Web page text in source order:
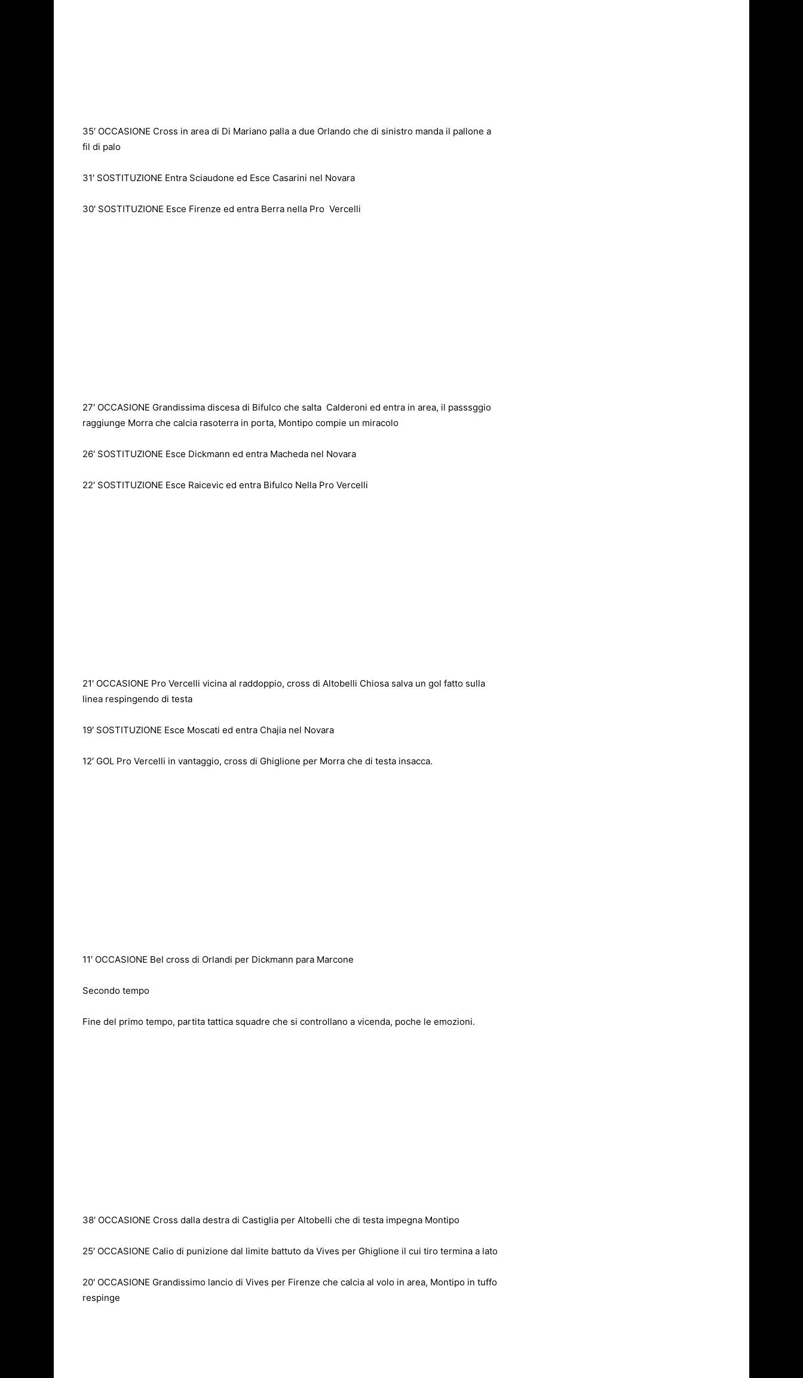
35′ OCCASIONE Cross in area di Di Mariano palla a due Orlando che di sinistro manda il pallone a
fil di palo
31′ SOSTITUZIONE Entra Sciaudone ed Esce Casarini nel Novara
30′ SOSTITUZIONE Esce Firenze ed entra Berra nella Pro Vercelli
27′ OCCASIONE Grandissima discesa di Bifulco che salta Calderoni ed entra in area, il passsggio
raggiunge Morra che calcia rasoterra in porta, Montipo compie un miracolo
26′ SOSTITUZIONE Esce Dickmann ed entra Macheda nel Novara
22′ SOSTITUZIONE Esce Raicevic ed entra Bifulco Nella Pro Vercelli
21′ OCCASIONE Pro Vercelli vicina al raddoppio, cross di Altobelli Chiosa salva un gol fatto sulla
linea respingendo di testa
19′ SOSTITUZIONE Esce Moscati ed entra Chajia nel Novara
12′ GOL Pro Vercelli in vantaggio, cross di Ghiglione per Morra che di testa insacca.
11′ OCCASIONE Bel cross di Orlandi per Dickmann para Marcone
Secondo tempo
Fine del primo tempo, partita tattica squadre che si controllano a vicenda, poche le emozioni.
38′ OCCASIONE Cross dalla destra di Castiglia per Altobelli che di testa impegna Montipo
25′ OCCASIONE Calio di punizione dal limite battuto da Vives per Ghiglione il cui tiro termina a lato
20′ OCCASIONE Grandissimo lancio di Vives per Firenze che calcia al volo in area, Montipo in tuffo
respinge